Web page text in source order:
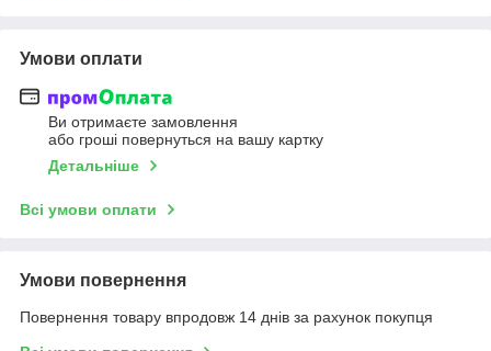
Умови оплати
Ви отримаєте замовлення
або гроші повернуться на вашу картку
Детальніше
Всі умови оплати
Умови повернення
Повернення товару впродовж 14 днів за рахунок покупця